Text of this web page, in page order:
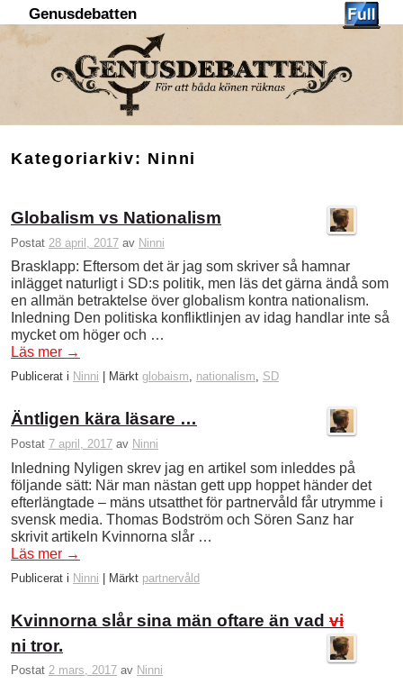
Genusdebatten
Kategoriarkiv: Ninni
Globalism vs Nationalism
Postat 28 april, 2017 av Ninni
Brasklapp: Eftersom det är jag som skriver så hamnar
inlägget naturligt i SD:s politik, men läs det gärna ändå som
en allmän betraktelse över globalism kontra nationalism.
Inledning Den politiska konfliktlinjen av idag handlar inte så
mycket om höger och …
Läs mer →
Publicerat i Ninni Märkt globaism, nationalism, SD
Äntligen kära läsare …
Postat 7 april, 2017 av Ninni
Inledning Nyligen skrev jag en artikel som inleddes på
följande sätt: När man nästan gett upp hoppet händer det
efterlängtade – mäns utsatthet för partnervåld får utrymme i
svensk media. Thomas Bodström och Sören Sanz har
skrivit artikeln Kvinnorna slår …
Läs mer →
Publicerat i Ninni Märkt partnervåld
Kvinnorna slår sina män oftare än vad vi
ni tror.
Postat 2 mars, 2017 av Ninni